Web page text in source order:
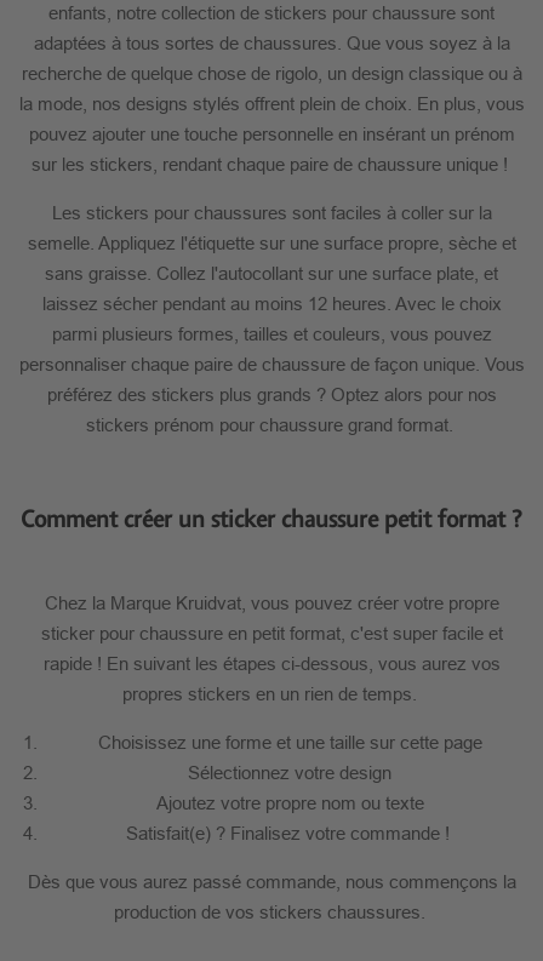
enfants, notre collection de stickers pour chaussure sont
adaptées à tous sortes de chaussures. Que vous soyez à la
recherche de quelque chose de rigolo, un design classique ou à
la mode, nos designs stylés offrent plein de choix. En plus, vous
pouvez ajouter une touche personnelle en insérant un prénom
sur les stickers, rendant chaque paire de chaussure unique !
Les stickers pour chaussures sont faciles à coller sur la
semelle. Appliquez l'étiquette sur une surface propre, sèche et
sans graisse. Collez l'autocollant sur une surface plate, et
laissez sécher pendant au moins 12 heures. Avec le choix
parmi plusieurs formes, tailles et couleurs, vous pouvez
personnaliser chaque paire de chaussure de façon unique. Vous
préférez des stickers plus grands ? Optez alors pour nos
stickers prénom pour chaussure grand format.
Comment créer un sticker chaussure petit format ?
Chez la Marque Kruidvat, vous pouvez créer votre propre
sticker pour chaussure en petit format, c'est super facile et
rapide ! En suivant les étapes ci-dessous, vous aurez vos
propres stickers en un rien de temps.
Choisissez une forme et une taille sur cette page
Sélectionnez votre design
Ajoutez votre propre nom ou texte
Satisfait(e) ? Finalisez votre commande !
Dès que vous aurez passé commande, nous commençons la
production de vos stickers chaussures.